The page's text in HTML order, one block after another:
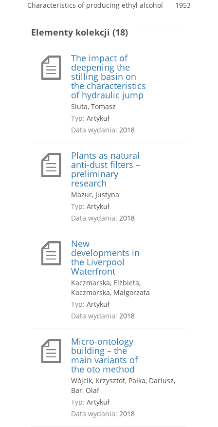
Characteristics of producing ethyl alcohol
1953
Elementy kolekcji (18)
The impact of
deepening the
stilling basin on
the characteristics
of hydraulic jump
Siuta, Tomasz
Typ: Artykuł
Data wydania: 2018
Plants as natural
anti-dust filters –
preliminary
research
Mazur, Justyna
Typ: Artykuł
Data wydania: 2018
New
developments in
the Liverpool
Waterfront
Kaczmarska, Elżbieta,
Kaczmarska, Małgorzata
Typ: Artykuł
Data wydania: 2018
Micro-ontology
building – the
main variants of
the oto method
Wójcik, Krzysztof, Pałka, Dariusz,
Bar, Olaf
Typ: Artykuł
Data wydania: 2018